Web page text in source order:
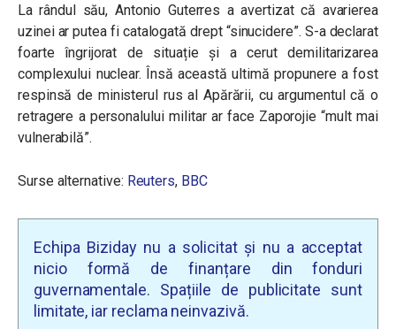
La rândul său, Antonio Guterres a avertizat că avarierea
uzinei ar putea fi catalogată drept “sinucidere”. S-a declarat
foarte îngrijorat de situație și a cerut demilitarizarea
complexului nuclear. Însă această ultimă propunere a fost
respinsă de ministerul rus al Apărării, cu argumentul că o
retragere a personalului militar ar face Zaporojie “mult mai
vulnerabilă”.
Surse alternative: Reuters, BBC
Echipa Biziday nu a solicitat și nu a acceptat
nicio formă de finanțare din fonduri
guvernamentale. Spațiile de publicitate sunt
limitate, iar reclama neinvazivă.